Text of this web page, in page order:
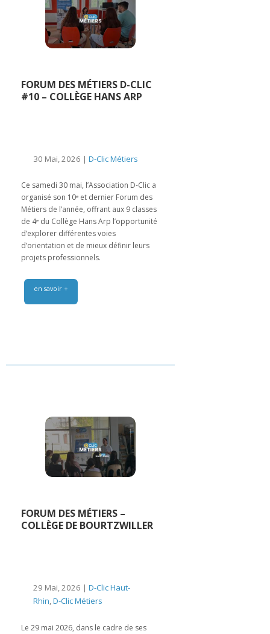
FORUM DES MÉTIERS D-CLIC
#10 – COLLÈGE HANS ARP
30 Mai, 2026 | D-Clic Métiers
Ce samedi 30 mai, l’Association D-Clic a
organisé son 10ᵉ et dernier Forum des
Métiers de l’année, offrant aux 9 classes
de 4ᵉ du Collège Hans Arp l’opportunité
d’explorer différentes voies
d’orientation et de mieux définir leurs
projets professionnels.
en savoir +
FORUM DES MÉTIERS –
COLLÈGE DE BOURTZWILLER
29 Mai, 2026 | D-Clic Haut-
Rhin,D-Clic Métiers
Le 29 mai 2026, dans le cadre de ses